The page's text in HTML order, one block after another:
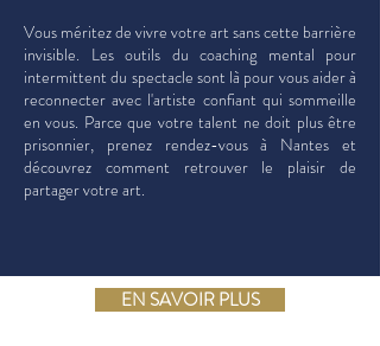
Vous méritez de vivre votre art sans cette barrière
invisible. Les outils du coaching mental pour
intermittent du spectacle sont là pour vous aider à
reconnecter avec l'artiste confiant qui sommeille
en vous. Parce que votre talent ne doit plus être
prisonnier, prenez rendez-vous à Nantes et
découvrez comment retrouver le plaisir de
partager votre art.
EN SAVOIR PLUS